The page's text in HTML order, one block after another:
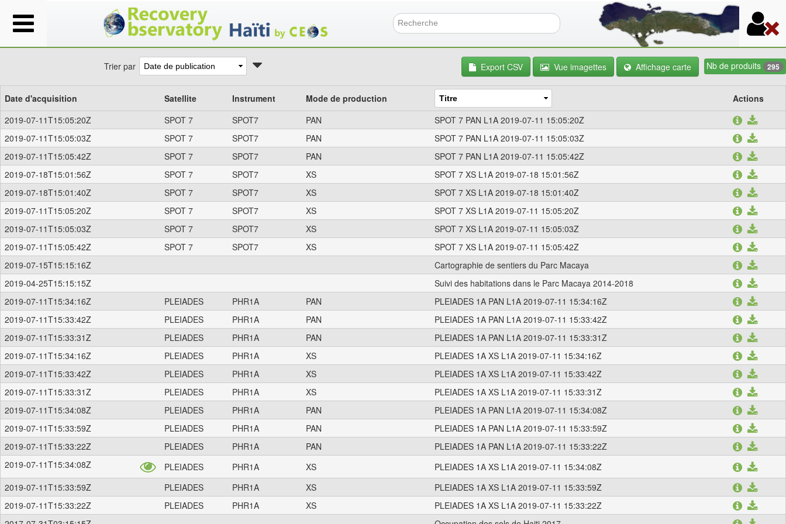
Formulaire de recherche
Trier par Export CSV Vue imagettes Affichage carte Nb de produits 295
Date d'acquisition Satellite Instrument Mode de production
Actions
2019-07-11T15:05:20Z
SPOT 7 SPOT7 PAN
SPOT 7 PAN L1A 2019-07-11 15:05:20Z
2019-07-11T15:05:03Z
SPOT 7 SPOT7 PAN
SPOT 7 PAN L1A 2019-07-11 15:05:03Z
2019-07-11T15:05:42Z
SPOT 7 SPOT7 PAN
SPOT 7 PAN L1A 2019-07-11 15:05:42Z
2019-07-18T15:01:56Z
SPOT 7 SPOT7 XS
SPOT 7 XS L1A 2019-07-18 15:01:56Z
2019-07-18T15:01:40Z
SPOT 7 SPOT7 XS
SPOT 7 XS L1A 2019-07-18 15:01:40Z
2019-07-11T15:05:20Z
SPOT 7 SPOT7 XS
SPOT 7 XS L1A 2019-07-11 15:05:20Z
2019-07-11T15:05:03Z
SPOT 7 SPOT7 XS
SPOT 7 XS L1A 2019-07-11 15:05:03Z
2019-07-11T15:05:42Z
SPOT 7 SPOT7 XS
SPOT 7 XS L1A 2019-07-11 15:05:42Z
2019-07-15T15:15:16Z
Cartographie de sentiers du Parc Macaya
2019-04-25T15:15:15Z
Suivi des habitations dans le Parc Macaya 2014-2018
2019-07-11T15:34:16Z
PLEIADES PHR1A PAN
PLEIADES 1A PAN L1A 2019-07-11 15:34:16Z
2019-07-11T15:33:42Z
PLEIADES PHR1A PAN
PLEIADES 1A PAN L1A 2019-07-11 15:33:42Z
2019-07-11T15:33:31Z
PLEIADES PHR1A PAN
PLEIADES 1A PAN L1A 2019-07-11 15:33:31Z
2019-07-11T15:34:16Z
PLEIADES PHR1A XS
PLEIADES 1A XS L1A 2019-07-11 15:34:16Z
2019-07-11T15:33:42Z
PLEIADES PHR1A XS
PLEIADES 1A XS L1A 2019-07-11 15:33:42Z
2019-07-11T15:33:31Z
PLEIADES PHR1A XS
PLEIADES 1A XS L1A 2019-07-11 15:33:31Z
2019-07-11T15:34:08Z
PLEIADES PHR1A PAN
PLEIADES 1A PAN L1A 2019-07-11 15:34:08Z
2019-07-11T15:33:59Z
PLEIADES PHR1A PAN
PLEIADES 1A PAN L1A 2019-07-11 15:33:59Z
2019-07-11T15:33:22Z
PLEIADES PHR1A PAN
PLEIADES 1A PAN L1A 2019-07-11 15:33:22Z
2019-07-11T15:34:08Z
PLEIADES PHR1A XS
PLEIADES 1A XS L1A 2019-07-11 15:34:08Z
2019-07-11T15:33:59Z
PLEIADES PHR1A XS
PLEIADES 1A XS L1A 2019-07-11 15:33:59Z
2019-07-11T15:33:22Z
PLEIADES PHR1A XS
PLEIADES 1A XS L1A 2019-07-11 15:33:22Z